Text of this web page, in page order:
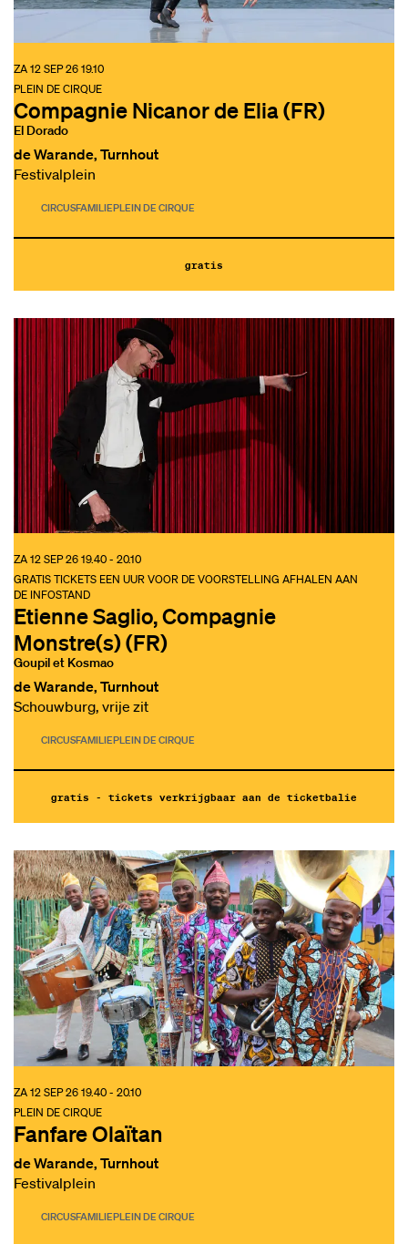
Compagnie Nicanor de Elia (FR)
El Dorado
PLEIN DE CIRQUE
ZA 12 SEP 2619.10
de Warande, Turnhout
Festivalplein
CIRCUSFAMILIEPLEIN DE CIRQUE
gratis
Etienne Saglio, Compagnie
Monstre(s) (FR)
Goupil et Kosmao
GRATIS TICKETS EEN UUR VOOR DE VOORSTELLING AFHALEN AAN
DE INFOSTAND
ZA 12 SEP 2619.40 - 20.10
de Warande, Turnhout
Schouwburg, vrije zit
CIRCUSFAMILIEPLEIN DE CIRQUE
gratis - tickets verkrijgbaar aan de ticketbalie
Fanfare Olaïtan
PLEIN DE CIRQUE
ZA 12 SEP 2619.40 - 20.10
de Warande, Turnhout
Festivalplein
CIRCUSFAMILIEPLEIN DE CIRQUE